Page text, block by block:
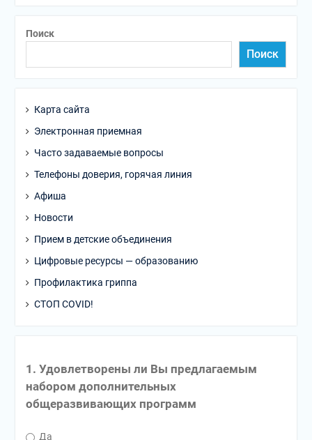
Поиск
Поиск
Карта сайта
Электронная приемная
Часто задаваемые вопросы
Телефоны доверия, горячая линия
Афиша
Новости
Прием в детские объединения
Цифровые ресурсы — образованию
Профилактика гриппа
СТОП COVID!
1. Удовлетворены ли Вы предлагаемым
набором дополнительных
общеразвивающих программ
Да